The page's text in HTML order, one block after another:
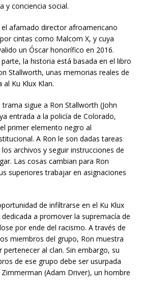
y conciencia social.
afamado director afroamericano
cintas como Malcom X, y cuya
un Óscar honorífico en 2016.
la historia está basada en el libro
Stallworth, unas memorias reales de
Ku Klux Klan.
sigue a Ron Stallworth (John
entrada a la policía de Colorado,
primer elemento negro al
A Ron le son dadas tareas
archivos y seguir instrucciones de
Las cosas cambian para Ron
superiores trabajar en asignaciones
de infiltrarse en el Ku Klux
a promover la supremacía de
por ende del racismo. A través de
miembros del grupo, Ron muestra
al clan. Sin embargo, su
de ese grupo debe ser usurpada
(Adam Driver), un hombre